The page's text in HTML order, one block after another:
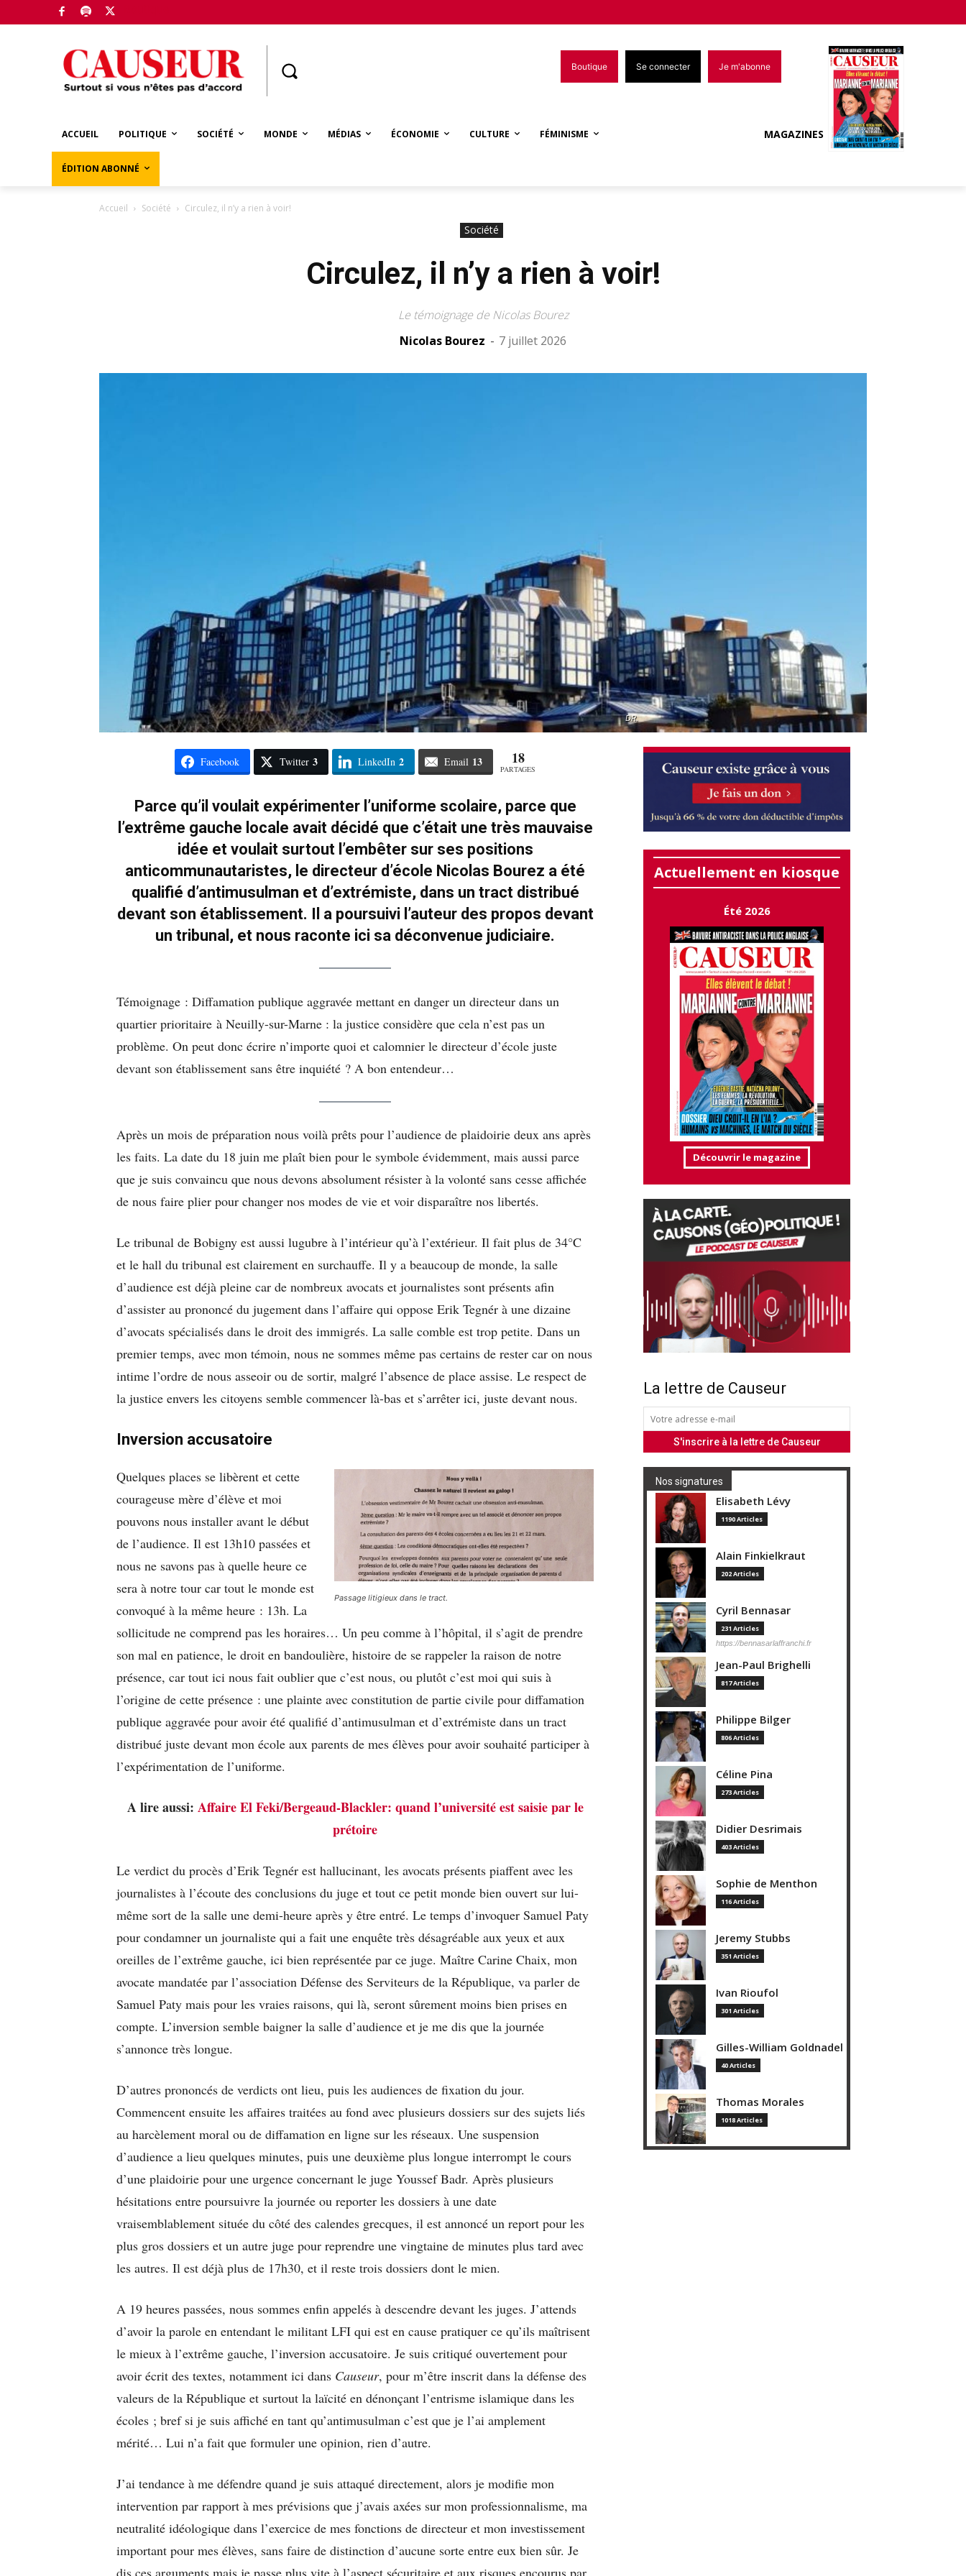
Boutique Se connecter Je m'abonne
ACCUEIL POLITIQUE SOCIÉTÉ MONDE MÉDIAS ÉCONOMIE CULTURE FÉMINISME
ÉDITION ABONNÉ
MAGAZINES
Accueil Société Circulez, il n’y a rien à voir!
Société
Circulez, il n’y a rien à voir!
Le témoignage de Nicolas Bourez
Nicolas Bourez - 7 juillet 2026
DR.
Facebook Twitter 3 LinkedIn 2 Email 13 18
PARTAGES
Parce qu’il voulait expérimenter l’uniforme scolaire, parce que
l’extrême gauche locale avait décidé que c’était une très mauvaise
idée et voulait surtout l’embêter sur ses positions
anticommunautaristes, le directeur d’école Nicolas Bourez a été
qualifié d’antimusulman et d’extrémiste, dans un tract distribué
devant son établissement. Il a poursuivi l’auteur des propos devant
un tribunal, et nous raconte ici sa déconvenue judiciaire.
Témoignage : Diffamation publique aggravée mettant en danger un directeur dans un
quartier prioritaire à Neuilly-sur-Marne : la justice considère que cela n’est pas un
problème. On peut donc écrire n’importe quoi et calomnier le directeur d’école juste
devant son établissement sans être inquiété ? A bon entendeur…
Après un mois de préparation nous voilà prêts pour l’audience de plaidoirie deux ans après
les faits. La date du 18 juin me plaît bien pour le symbole évidemment, mais aussi parce
que je suis convaincu que nous devons absolument résister à la volonté sans cesse affichée
de nous faire plier pour changer nos modes de vie et voir disparaître nos libertés.
Le tribunal de Bobigny est aussi lugubre à l’intérieur qu’à l’extérieur. Il fait plus de 34°C
et le hall du tribunal est clairement en surchauffe. Il y a beaucoup de monde, la salle
d’audience est déjà pleine car de nombreux avocats et journalistes sont présents afin
d’assister au prononcé du jugement dans l’affaire qui oppose Erik Tegnér à une dizaine
d’avocats spécialisés dans le droit des immigrés. La salle comble est trop petite. Dans un
premier temps, avec mon témoin, nous ne sommes même pas certains de rester car on nous
intime l’ordre de nous asseoir ou de sortir, malgré l’absence de place assise. Le respect de
la justice envers les citoyens semble commencer là-bas et s’arrêter ici, juste devant nous.
Inversion accusatoire
Passage litigieux dans le tract.
Quelques places se libèrent et cette
courageuse mère d’élève et moi
pouvons nous installer avant le début
de l’audience. Il est 13h10 passées et
nous ne savons pas à quelle heure ce
sera à notre tour car tout le monde est
convoqué à la même heure : 13h. La
sollicitude ne comprend pas les horaires… Un peu comme à l’hôpital, il s’agit de prendre
son mal en patience, le droit en bandoulière, histoire de se rappeler la raison de notre
présence, car tout ici nous fait oublier que c’est nous, ou plutôt c’est moi qui suis à
l’origine de cette présence : une plainte avec constitution de partie civile pour diffamation
publique aggravée pour avoir été qualifié d’antimusulman et d’extrémiste dans un tract
distribué juste devant mon école aux parents de mes élèves pour avoir souhaité participer à
l’expérimentation de l’uniforme.
A lire aussi: Affaire El Feki/Bergeaud-Blackler: quand l’université est saisie par le
prétoire
Le verdict du procès d’Erik Tegnér est hallucinant, les avocats présents piaffent avec les
journalistes à l’écoute des conclusions du juge et tout ce petit monde bien ouvert sur lui-
même sort de la salle une demi-heure après y être entré. Le temps d’invoquer Samuel Paty
pour condamner un journaliste qui a fait une enquête très désagréable aux yeux et aux
oreilles de l’extrême gauche, ici bien représentée par ce juge. Maître Carine Chaix, mon
avocate mandatée par l’association Défense des Serviteurs de la République, va parler de
Samuel Paty mais pour les vraies raisons, qui là, seront sûrement moins bien prises en
compte. L’inversion semble baigner la salle d’audience et je me dis que la journée
s’annonce très longue.
D’autres prononcés de verdicts ont lieu, puis les audiences de fixation du jour.
Commencent ensuite les affaires traitées au fond avec plusieurs dossiers sur des sujets liés
au harcèlement moral ou de diffamation en ligne sur les réseaux. Une suspension
d’audience a lieu quelques minutes, puis une deuxième plus longue interrompt le cours
d’une plaidoirie pour une urgence concernant le juge Youssef Badr. Après plusieurs
hésitations entre poursuivre la journée ou reporter les dossiers à une date
vraisemblablement située du côté des calendes grecques, il est annoncé un report pour les
plus gros dossiers et un autre juge pour reprendre une vingtaine de minutes plus tard avec
les autres. Il est déjà plus de 17h30, et il reste trois dossiers dont le mien.
A 19 heures passées, nous sommes enfin appelés à descendre devant les juges. J’attends
d’avoir la parole en entendant le militant LFI qui est en cause pratiquer ce qu’ils maîtrisent
le mieux à l’extrême gauche, l’inversion accusatoire. Je suis critiqué ouvertement pour
avoir écrit des textes, notamment ici dans Causeur, pour m’être inscrit dans la défense des
valeurs de la République et surtout la laïcité en dénonçant l’entrisme islamique dans les
écoles ; bref si je suis affiché en tant qu’antimusulman c’est que je l’ai amplement
mérité… Lui n’a fait que formuler une opinion, rien d’autre.
J’ai tendance à me défendre quand je suis attaqué directement, alors je modifie mon
intervention par rapport à mes prévisions que j’avais axées sur mon professionnalisme, ma
neutralité idéologique dans l’exercice de mes fonctions de directeur et mon investissement
important pour mes élèves, sans faire de distinction d’aucune sorte entre eux bien sûr. Je
Actuellement en kiosque
Été 2026
Découvrir le magazine
La lettre de Causeur
Nos signatures
Elisabeth Lévy
1190 Articles
Alain Finkielkraut
202 Articles
Cyril Bennasar
231 Articles
https://bennasarlaffranchi.fr
Jean-Paul Brighelli
817 Articles
Philippe Bilger
806 Articles
Céline Pina
273 Articles
Didier Desrimais
403 Articles
Sophie de Menthon
116 Articles
Jeremy Stubbs
351 Articles
Ivan Rioufol
301 Articles
Gilles-William Goldnadel
40 Articles
Thomas Morales
1018 Articles